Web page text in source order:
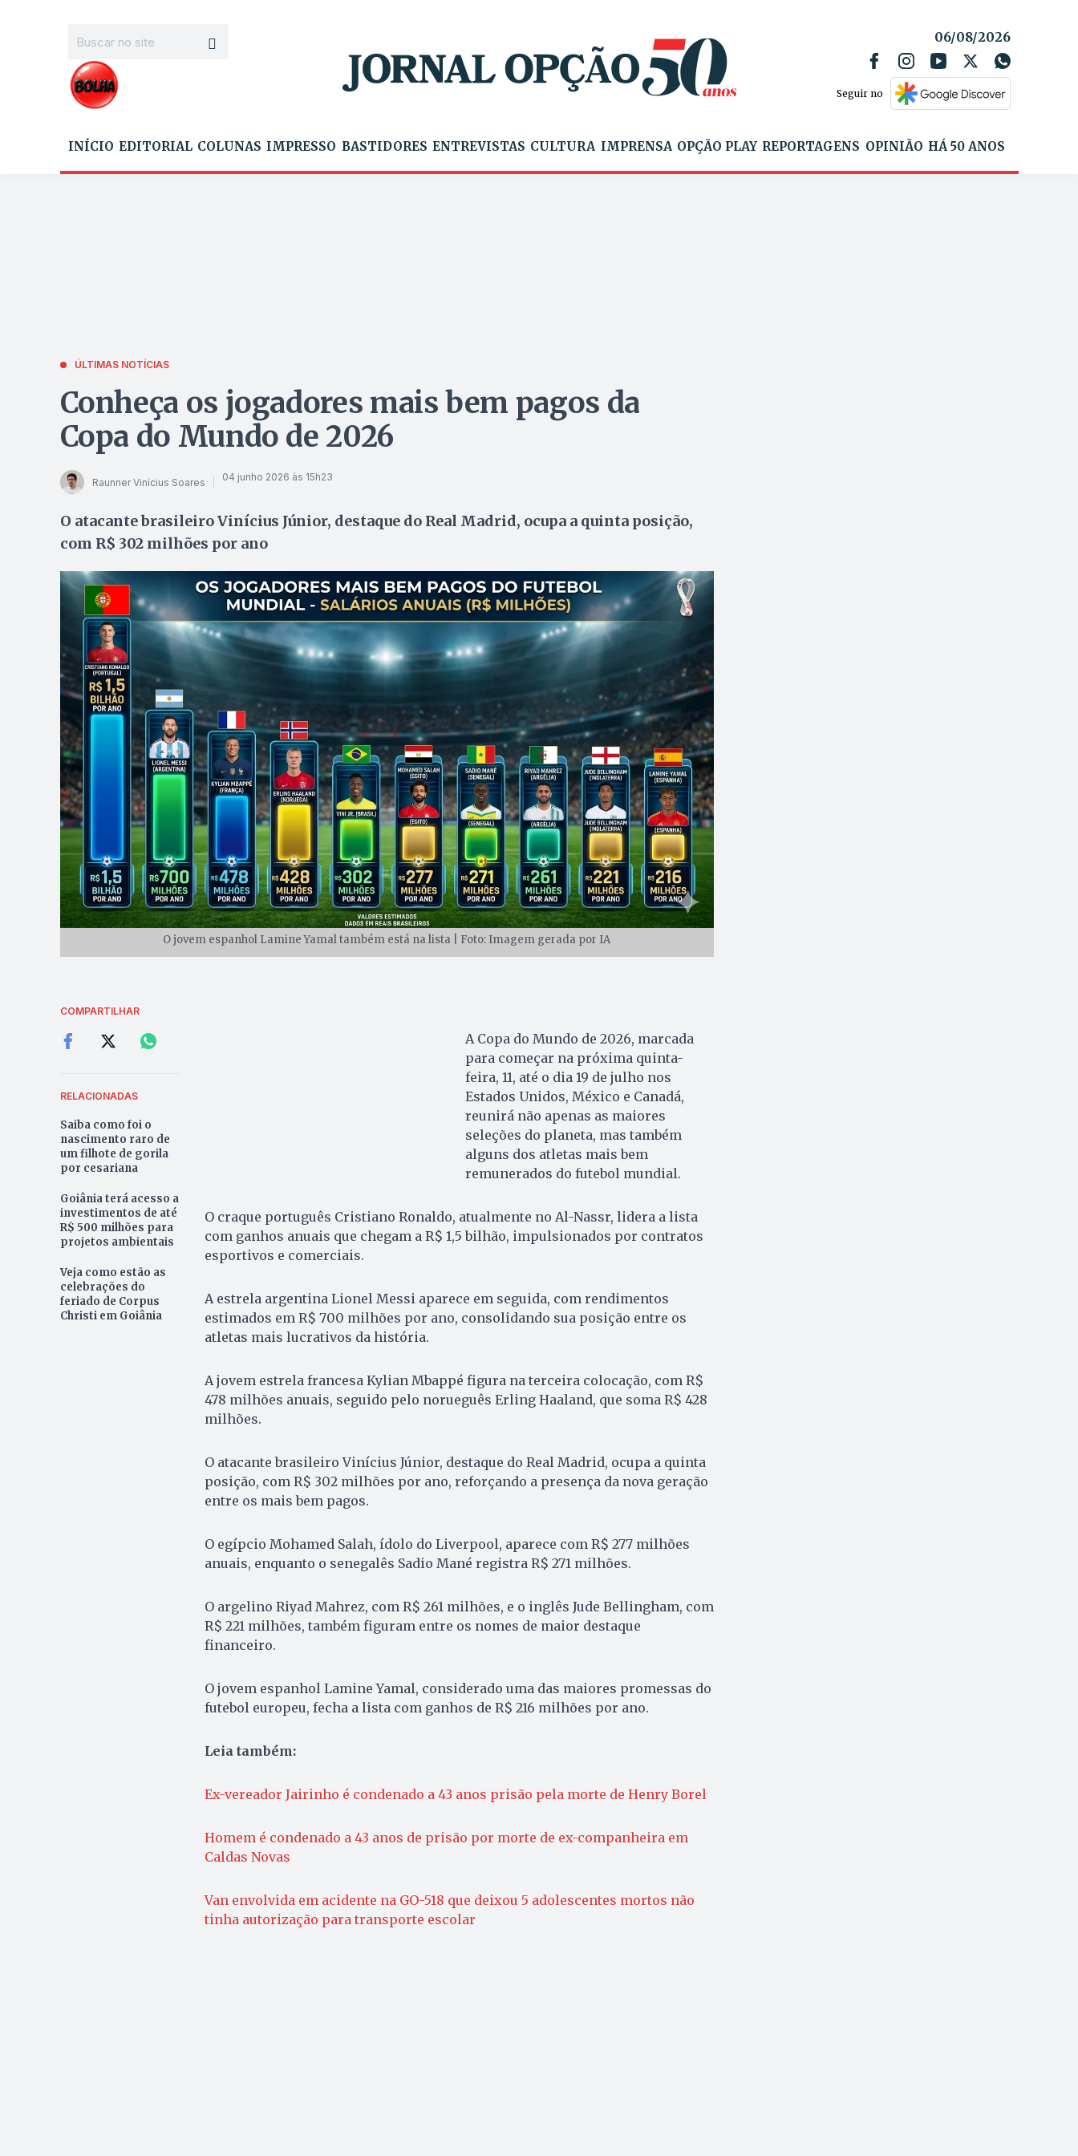
06/08/2026
Seguir no
INÍCIO EDITORIAL COLUNAS IMPRESSO BASTIDORES ENTREVISTAS CULTURA IMPRENSA OPÇÃO PLAY REPORTAGENS OPINIÃO HÁ 50 ANOS
ÚLTIMAS NOTÍCIAS
Conheça os jogadores mais bem pagos da
Copa do Mundo de 2026
Raunner Vinícius Soares 04 junho 2026 às 15h23
O atacante brasileiro Vinícius Júnior, destaque do Real Madrid, ocupa a quinta posição,
com R$ 302 milhões por ano
O jovem espanhol Lamine Yamal também está na lista | Foto: Imagem gerada por IA
COMPARTILHAR
RELACIONADAS
Saiba como foi o
nascimento raro de
um filhote de gorila
por cesariana
Goiânia terá acesso a
investimentos de até
R$ 500 milhões para
projetos ambientais
Veja como estão as
celebrações do
feriado de Corpus
Christi em Goiânia
A Copa do Mundo de 2026, marcada
para começar na próxima quinta-
feira, 11, até o dia 19 de julho nos
Estados Unidos, México e Canadá,
reunirá não apenas as maiores
seleções do planeta, mas também
alguns dos atletas mais bem
remunerados do futebol mundial.
O craque português Cristiano Ronaldo, atualmente no Al-Nassr, lidera a lista
com ganhos anuais que chegam a R$ 1,5 bilhão, impulsionados por contratos
esportivos e comerciais.
A estrela argentina Lionel Messi aparece em seguida, com rendimentos
estimados em R$ 700 milhões por ano, consolidando sua posição entre os
atletas mais lucrativos da história.
A jovem estrela francesa Kylian Mbappé figura na terceira colocação, com R$
478 milhões anuais, seguido pelo norueguês Erling Haaland, que soma R$ 428
milhões.
O atacante brasileiro Vinícius Júnior, destaque do Real Madrid, ocupa a quinta
posição, com R$ 302 milhões por ano, reforçando a presença da nova geração
entre os mais bem pagos.
O egípcio Mohamed Salah, ídolo do Liverpool, aparece com R$ 277 milhões
anuais, enquanto o senegalês Sadio Mané registra R$ 271 milhões.
O argelino Riyad Mahrez, com R$ 261 milhões, e o inglês Jude Bellingham, com
R$ 221 milhões, também figuram entre os nomes de maior destaque
financeiro.
O jovem espanhol Lamine Yamal, considerado uma das maiores promessas do
futebol europeu, fecha a lista com ganhos de R$ 216 milhões por ano.
Leia também:
Ex-vereador Jairinho é condenado a 43 anos prisão pela morte de Henry Borel
Homem é condenado a 43 anos de prisão por morte de ex-companheira em
Caldas Novas
Van envolvida em acidente na GO-518 que deixou 5 adolescentes mortos não
tinha autorização para transporte escolar